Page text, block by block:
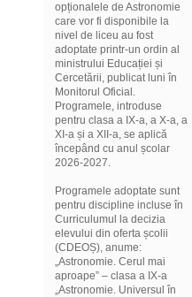
opționalele de Astronomie
care vor fi disponibile la
nivel de liceu au fost
adoptate printr-un ordin al
ministrului Educației și
Cercetării, publicat luni în
Monitorul Oficial.
Programele, introduse
pentru clasa a IX-a, a X-a, a
XI-a și a XII-a, se aplică
începând cu anul școlar
2026-2027.
Programele adoptate sunt
pentru discipline incluse în
Curriculumul la decizia
elevului din oferta școlii
(CDEOȘ), anume:
„Astronomie. Cerul mai
aproape” – clasa a IX-a
„Astronomie. Universul în